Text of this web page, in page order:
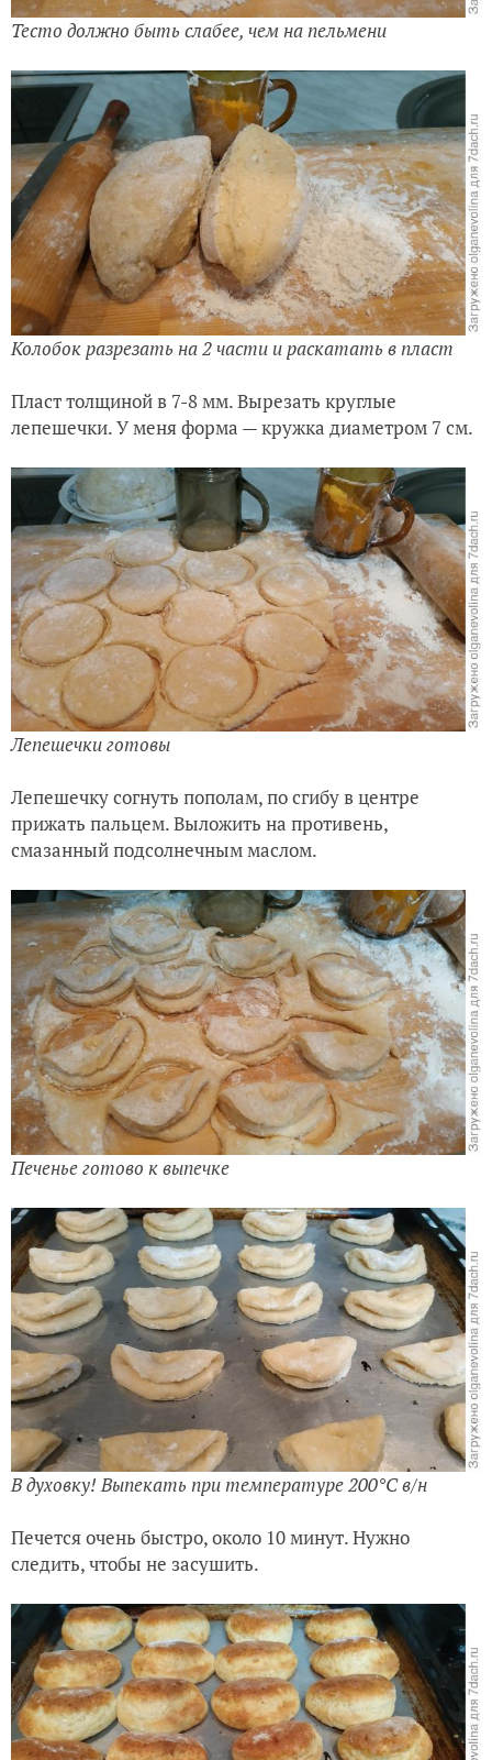
Тесто должно быть слабее, чем на пельмени
Колобок разрезать на 2 части и раскатать в пласт
Пласт толщиной в 7-8 мм. Вырезать круглые
лепешечки. У меня форма — кружка диаметром 7 см.
Лепешечки готовы
Лепешечку согнуть пополам, по сгибу в центре
прижать пальцем. Выложить на противень,
смазанный подсолнечным маслом.
Печенье готово к выпечке
В духовку! Выпекать при температуре 200°С в/н
Печется очень быстро, около 10 минут. Нужно
следить, чтобы не засушить.